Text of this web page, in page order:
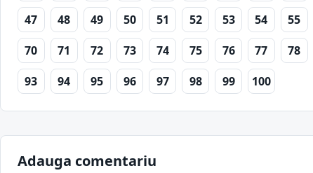
47
48 49 50 51 52 53 54 55
70
71 72 73 74 75 76 77 78
93
94 95 96 97 98 99 100
Adauga comentariu